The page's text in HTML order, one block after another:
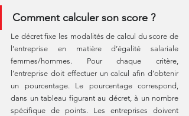
Comment calculer son score ?
Le décret fixe les modalités de calcul du score de
l’entreprise en matière d’égalité salariale
femmes/hommes. Pour chaque critère,
l’entreprise doit effectuer un calcul afin d’obtenir
un pourcentage. Le pourcentage correspond,
dans un tableau figurant au décret, à un nombre
spécifique de points. Les entreprises doivent